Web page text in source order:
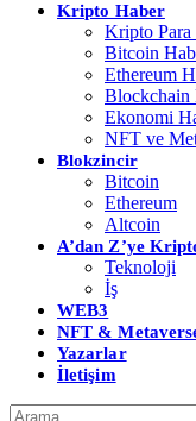
Kripto Haber
Kripto Para
Bitcoin
Ethereum
Blockchain
Ekonomi
NFT ve
Blokzincir
Bitcoin
Ethereum
Altcoin
A’dan Z’ye
Teknoloji
İş
WEB3
NFT &
Yazarlar
İletişim